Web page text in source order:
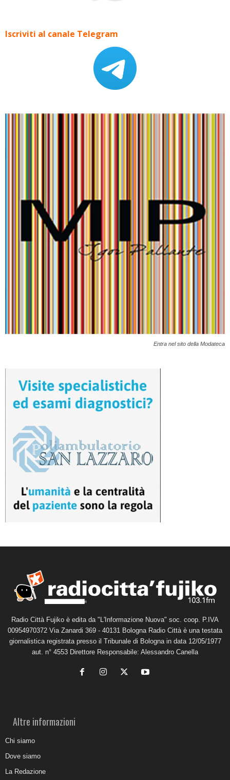
Iscriviti al canale Telegram
Entra nel sito della Modateca
Radio Città Fujiko è edita da "L'Informazione Nuova" soc. coop. P.IVA
00954970372 Via Zanardi 369 - 40131 Bologna Radio Città è una testata
giornalistica registrata presso il Tribunale di Bologna in data 12/05/1977
aut. n° 4553 Direttore Responsabile: Alessandro Canella
Altre informazioni
Chi siamo
Dove siamo
La Redazione